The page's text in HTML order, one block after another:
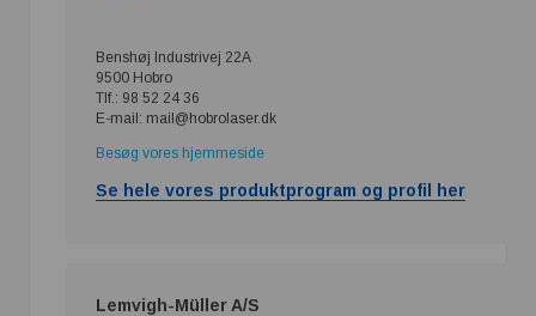
Benshøj Industrivej 22A
9500 Hobro
Tlf.: 98 52 24 36
E-mail: mail@hobrolaser.dk
Besøg vores hjemmeside
Se hele vores produktprogram og profil her
Lemvigh-Müller A/S